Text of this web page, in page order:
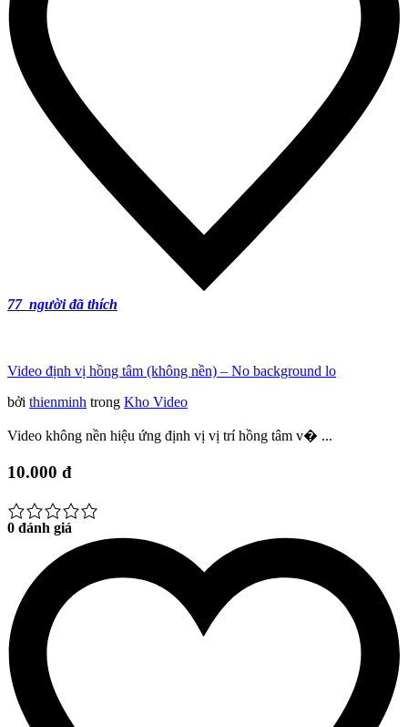
77 người đã thích
Video định vị hồng tâm (không nền) – No background lo
bởi thienminh trong Kho Video
Video không nền hiệu ứng định vị vị trí hồng tâm v� ...
10.000 đ
0 đánh giá